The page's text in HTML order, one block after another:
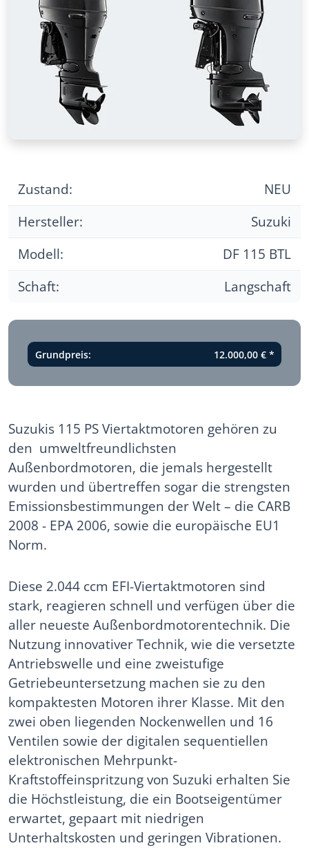
Zustand:
NEU
Hersteller:
Suzuki
Modell:
DF 115 BTL
Schaft:
Langschaft
Grundpreis: 12.000,00 €*
Suzukis 115 PS Viertaktmotoren gehören zu
den umweltfreundlichsten
Außenbordmotoren, die jemals hergestellt
wurden und übertreffen sogar die strengsten
Emissionsbestimmungen der Welt – die CARB
2008 - EPA 2006, sowie die europäische EU1
Norm.
Diese 2.044 ccm EFI-Viertaktmotoren sind
stark, reagieren schnell und verfügen über die
aller neueste Außenbordmotorentechnik. Die
Nutzung innovativer Technik, wie die versetzte
Antriebswelle und eine zweistufige
Getriebeuntersetzung machen sie zu den
kompaktesten Motoren ihrer Klasse. Mit den
zwei oben liegenden Nockenwellen und 16
Ventilen sowie der digitalen sequentiellen
elektronischen Mehrpunkt-
Kraftstoffeinspritzung von Suzuki erhalten Sie
die Höchstleistung, die ein Bootseigentümer
erwartet, gepaart mit niedrigen
Unterhaltskosten und geringen Vibrationen.